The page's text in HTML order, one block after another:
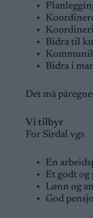
Bidra til
Bidra i
Det må
Vi tilbyr
For Sirdal vgs
En
Et godt
Lønn og
God